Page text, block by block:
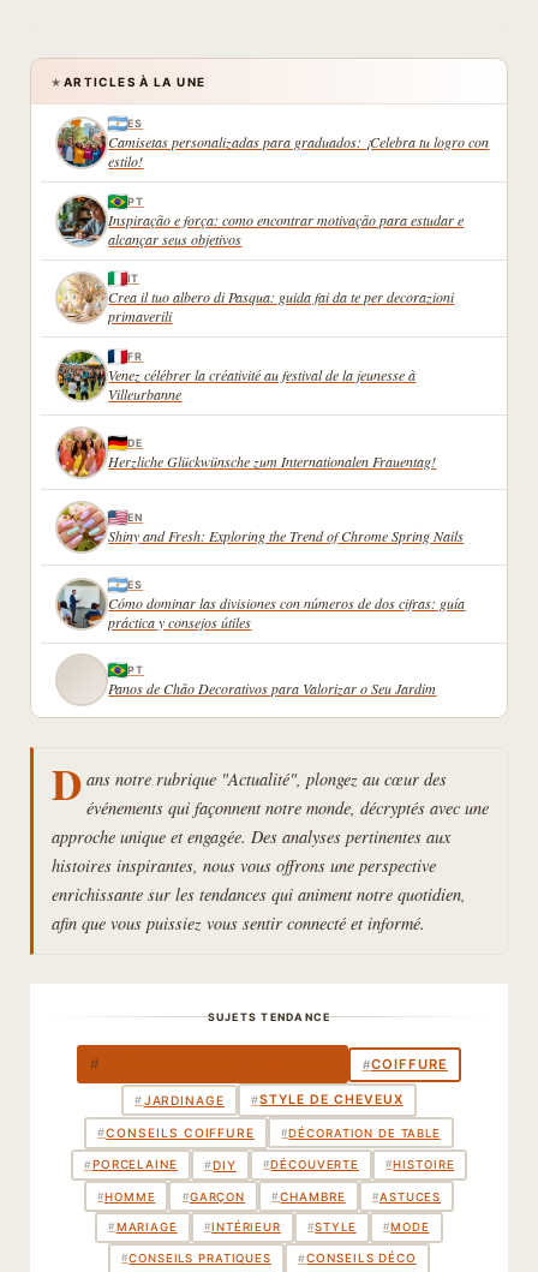
★ ARTICLES À LA UNE
ES
Camisetas personalizadas para graduados: ¡Celebra tu logro con
estilo!
PT
Inspiração e força: como encontrar motivação para estudar e
alcançar seus objetivos
IT
Crea il tuo albero di Pasqua: guida fai da te per decorazioni
primaverili
FR
Venez célébrer la créativité au festival de la jeunesse à
Villeurbanne
DE
Herzliche Glückwünsche zum Internationalen Frauentag!
EN
Shiny and Fresh: Exploring the Trend of Chrome Spring Nails
ES
Cómo dominar las divisiones con números de dos cifras: guía
práctica y consejos útiles
PT
Panos de Chão Decorativos para Valorizar o Seu Jardim
D ans notre rubrique "Actualité", plongez au cœur des
événements qui façonnent notre monde, décryptés avec une
approche unique et engagée. Des analyses pertinentes aux
histoires inspirantes, nous vous offrons une perspective
enrichissante sur les tendances qui animent notre quotidien,
afin que vous puissiez vous sentir connecté et informé.
SUJETS TENDANCE
# #COIFFURE
#JARDINAGE #STYLE DE CHEVEUX
#CONSEILS COIFFURE #DÉCORATION DE TABLE
#PORCELAINE #DIY #DÉCOUVERTE #HISTOIRE
#HOMME #GARÇON #CHAMBRE #ASTUCES
# MARIAGE # INTÉRIEUR #STYLE # MODE
#CONSEILS PRATIQUES #CONSEILS DÉCO